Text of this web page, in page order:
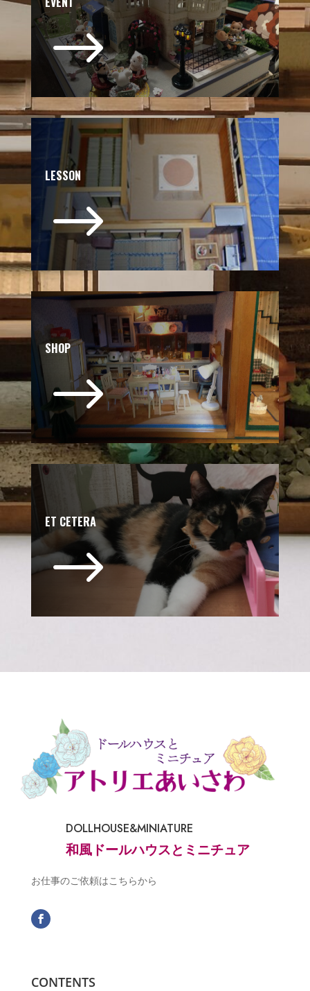
$
LESSON
$
SHOP
$
ET CETERA
$
DOLLHOUSE&MINIATURE
和風ドールハウスとミニチュア
お仕事のご依頼はこちらから
CONTENTS